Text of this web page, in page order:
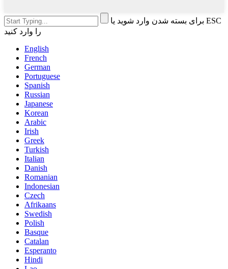
برای بسته شدن وارد شوید یا ESC
را وارد کنید
English
French
German
Portuguese
Spanish
Russian
Japanese
Korean
Arabic
Irish
Greek
Turkish
Italian
Danish
Romanian
Indonesian
Czech
Afrikaans
Swedish
Polish
Basque
Catalan
Esperanto
Hindi